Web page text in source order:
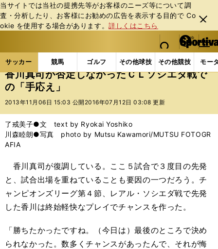
当サイトでは当社の提携先等がお客様のニーズ等について調
査・分析したり、お客様にお勧めの広告を表⽰する⽬的で Co
okie を使⽤する場合があります。詳しくはこちら
閉じ
る
web Sportiva (webスポルティーバ)
検索
マイペ
ー
ジ
メニュ
サッカー 競馬 ゴルフ その他球技 その他競技 モー
ス
ポ
ル
バ
サッカーの記事一覧 海外サッカー 海外サッカー
香川真司が否定しなかったＣＬソシエダ戦で
の「手応え」
2013年11月06日 15:03 公開 2016年07月12日 03:08 更新
了戒美子●文 text by Ryokai Yoshiko
川森睦朗●写真 photo by Mutsu Kawamori/MUTSU FOTOGR
AFIA
香川真司が復調している。ここ５試合で３度目の先発
と、試合出場を重ねていることも要因の一つだろう。チ
ャンピオンズリーグ第４節、レアル・ソシエダ戦で先発
した香川は終始軽快なプレイでチャンスを作った。
「勝ちたかったですね。（今日は）最後のところで決め
られなかった。数多くチャンスがあったんで、それが悔